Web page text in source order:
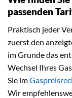
passenden
Praktisch jeder
zuerst den
im Grunde das
Wechsel Ihres
Sie im
Wir